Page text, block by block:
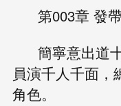
第003章 發帶
簡寧意出道
員演千人千面，
角色。